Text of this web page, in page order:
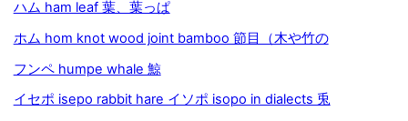
ハム ham leaf 葉、葉っぱ
ホム hom knot wood joint bamboo 節目（木や竹の
フンペ humpe whale 鯨
イセポ isepo rabbit hare イソポ isopo in dialects 兎